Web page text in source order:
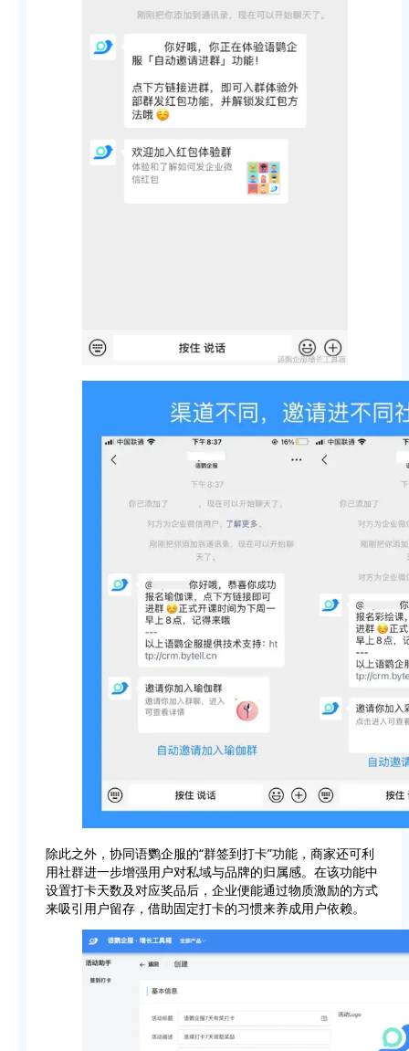
除此之外，协同语鹦企服的“群签到打卡”功能，商家还可利
用社群进一步增强用户对私域与品牌的归属感。在该功能中
设置打卡天数及对应奖品后，企业便能通过物质激励的方式
来吸引用户留存，借助固定打卡的习惯来养成用户依赖。